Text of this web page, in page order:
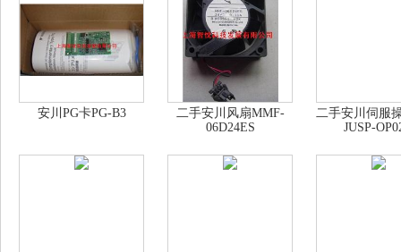
安川PG卡PG-B3
二手安川风扇MMF-
06D24ES
二手安川伺服
JUSP-